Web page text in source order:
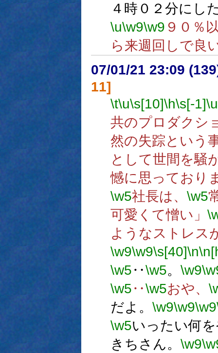
４時０２分にし
\u\w9\w9 ９０％
ら来週回しで良
07/01/21 23:09
11]
\t\u\s[10]\h\s[-1]\u
共のプロダクシ
然の失踪という
として世間を騒
憾に思っており
\w5社長は、 \w5
可愛くて憎い」
ようなストレス
\w9\w9\s[40]\n
\w5‥\w5。 \w9
\w5‥\w5おや、
だよ。 \w9\w9\w9
\w5いったい何
きちさん。 \w9